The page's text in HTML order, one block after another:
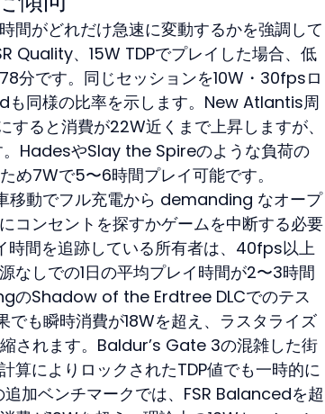
間がどれだけ急速に変動するかを強調して
Quality、15W TDPでプレイした場合、低
分です。同じセッションを10W・30fpsロ
も同様の比率を示します。New Atlantis周
ると消費が22W近くまで上昇しますが、
HadesやSlay the Spireのような負荷の
め7Wで5〜6時間プレイ可能です。
移動でフル充電から demanding なオープ
コンセントを探すかゲームを中断する必要
間を追跡している所有者は、40fps以上
なしでの1日の平均プレイ時間が2〜3時間
のShadow of the Erdtree DLCでのテス
でも瞬時消費が18Wを超え、ラスタライズ
されます。Baldur’s Gate 3の混雑した街
算によりロックされたTDP値でも一時的に
加ベンチマークでは、FSR Balancedを超